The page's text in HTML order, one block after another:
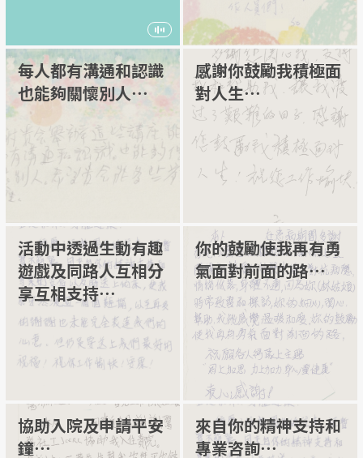
每人都有溝通和認識
也能夠關懷別人⋯
感謝你鼓勵我積極面
對人生⋯
活動中透過生動有趣
遊戲及同路人互相分
享互相支持⋯
你的鼓勵使我再有勇
氣面對前面的路⋯
協助入院及申請平安
鐘⋯
來自你的精神支持和
專業咨詢⋯